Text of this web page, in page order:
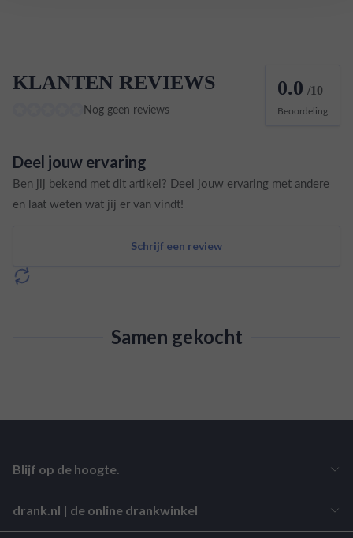
KLANTEN REVIEWS
Nog geen reviews
0.0 /10
Beoordeling
Deel jouw ervaring
Ben jij bekend met dit artikel? Deel jouw ervaring met andere
en laat weten wat jij er van vindt!
Schrijf een review
Samen gekocht
drank.nl | de online drankwinkel
Blijf op de hoogte.